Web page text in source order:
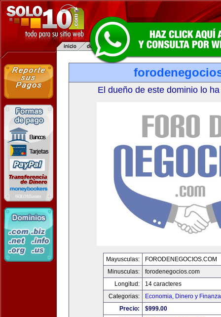
El dueño de este dominio lo
Mayusculas:
FORODENEGOCIOS.COM
Minusculas:
forodenegocios.com
Longitud:
14 caracteres
Categorias:
Economia, Dinero y
Precio:
$999.00